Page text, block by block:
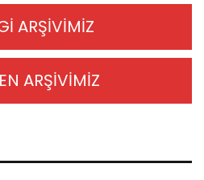
ARŞİVİMİZ
ARŞİVİMİZ